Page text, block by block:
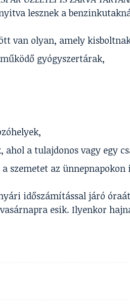
lesznek a
van olyan, amely
gyógyszertárak,
a tulajdonos vagy egy
szemetet az
időszámítással járó
esik. Ilyenkor